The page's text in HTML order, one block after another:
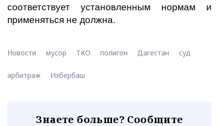
соответствует установленным нормам и
применяться не должна.
Новости мусор ТКО полигон Дагестан суд
арбитраж Избербаш
Знаете больше? Сообщите